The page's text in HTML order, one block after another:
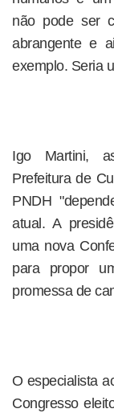
não pode ser
abrangente e
exemplo. Seria
Igo Martini,
Prefeitura de
PNDH
atual. A
uma nova
para propor
promessa de
O especialista
Congresso